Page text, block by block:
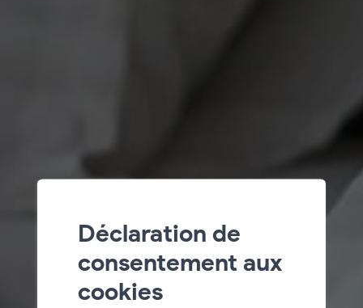
Déclaration de
consentement aux
cookies